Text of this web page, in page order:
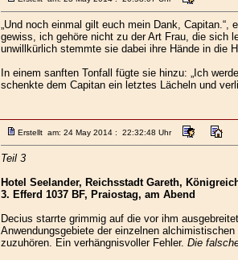
„Und noch einmal gilt euch mein Dank,
gewiss, ich gehöre nicht zu der Art Frau, die sich
unwillkürlich stemmte sie dabei ihre Hände in die
In einem sanften Tonfall fügte sie hinzu: „Ich
schenkte dem Capitan ein letztes Lächeln und
Erstellt am: 24 May 2014 : 22:32:48 Uhr
Teil 3
Hotel Seelander, Reichsstadt Gareth,
3. Efferd 1037 BF, Praiostag, am Abend
Decius starrte grimmig auf die vor ihm
Anwendungsgebiete der einzelnen
zuzuhören. Ein verhängnisvoller Fehler. Die